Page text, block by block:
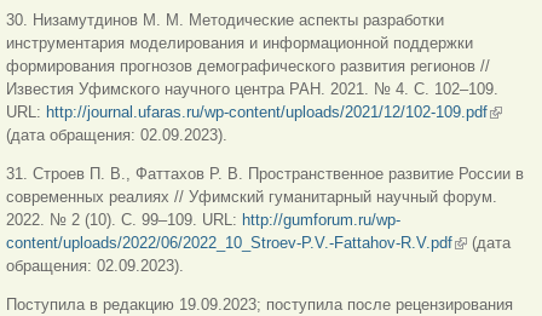
30. Низамутдинов М. М. Методические аспекты разработки
инструментария моделирования и информационной поддержки
формирования прогнозов демографического развития регионов //
Известия Уфимского научного центра РАН. 2021. № 4. С. 102‒109.
URL: http://journal.ufaras.ru/wp-content/uploads/2021/12/102-109.pdf
(дата обращения: 02.09.2023).
31. Строев П. В., Фаттахов Р. В. Пространственное развитие России в
современных реалиях // Уфимский гуманитарный научный форум.
2022. № 2 (10). С. 99‒109. URL: http://gumforum.ru/wp-
content/uploads/2022/06/2022_10_Stroev-P.V.-Fattahov-R.V.pdf(внешняя
(дата
обращения: 02.09.2023).
Поступила в редакцию 19.09.2023; поступила после рецензирования